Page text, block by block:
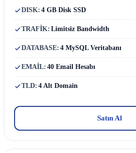
DISK: 4 GB Disk SSD
TRAFİK: Limitsiz Bandwidth
DATABASE: 4 MySQL Veritabanı
EMAİL: 40 Email Hesabı
TLD: 4 Alt Domain
Satın Al